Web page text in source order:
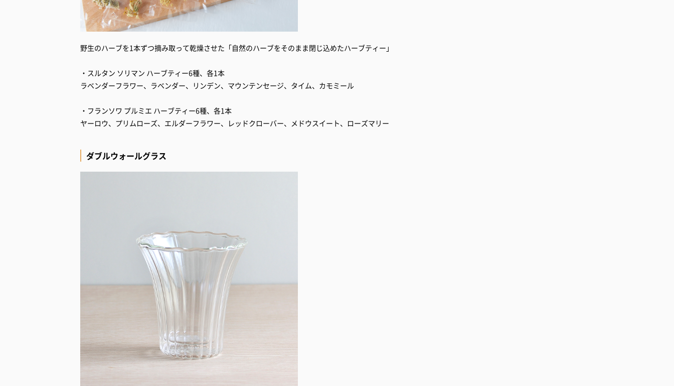
野生のハーブを1本ずつ摘み取って乾燥させた「自然のハーブをそのまま閉じ込めたハーブティー」
・スルタン ソリマン ハーブティー6種、各1本
ラベンダーフラワー、ラベンダー、リンデン、マウンテンセージ、タイム、カモミール
・フランソワ プルミエ ハーブティー6種、各1本
ヤーロウ、プリムローズ、エルダーフラワー、レッドクローバー、メドウスイート、ローズマリー
ダブルウォールグラス